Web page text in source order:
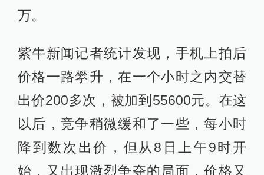
万。
紫牛新闻记者统计发现，手机上拍后
价格一路攀升，在一个小时之内交替
出价200多次，被加到55600元。在这
以后，竞争稍微缓和了一些，每小时
降到数次出价，但从8日上午9时开
始，又出现激烈争夺的局面，价格又